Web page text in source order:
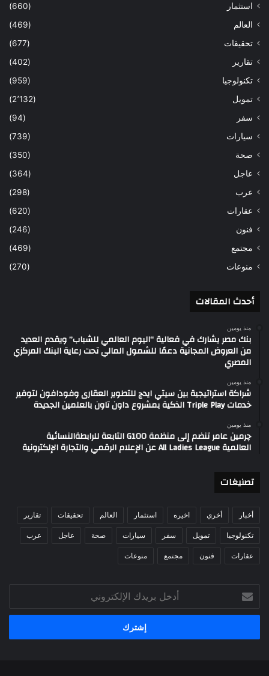
استثمار
(660)
العالم
(469)
تحقيقات
(677)
تقارير
(402)
تكنولوجيا
(959)
تمويل
(2٬132)
سفر
(94)
سيارات
(739)
صحة
(350)
عاجل
(364)
عرب
(298)
عقارات
(620)
فنون
(246)
مجتمع
(469)
منوعات
(270)
أحدث المقالات
منذ يومين
بنك مصر يشارك في فعالية “اليوم العالمي للشباب” ويقدم العديد
من العروض المجانية دعمًا للشمول المالي تحت رعاية البنك المركزي
المصري
منذ يومين
شراكة استراتيجية بين سيتي ايدج للتطوير العقارى وفودافون لتوفير
خدمات Triple Play الذكية بمشروع داون تاون بالعلمين الجديدة
منذ يومين
چرمين عامر تنضم إلى منظمة G100 التابعة للرابطةالنسائية
العالمية All Ladies League عن الإعلام الرقمي والتجارة الإلكترونية
تصنيغات
أخبار أخري اخيره استثمار العالم تحقيقات تقارير
تكنولوجيا تمويل سفر سيارات صحة عاجل عرب
عقارات فنون مجتمع منوعات
بريدك
الإلكتروني